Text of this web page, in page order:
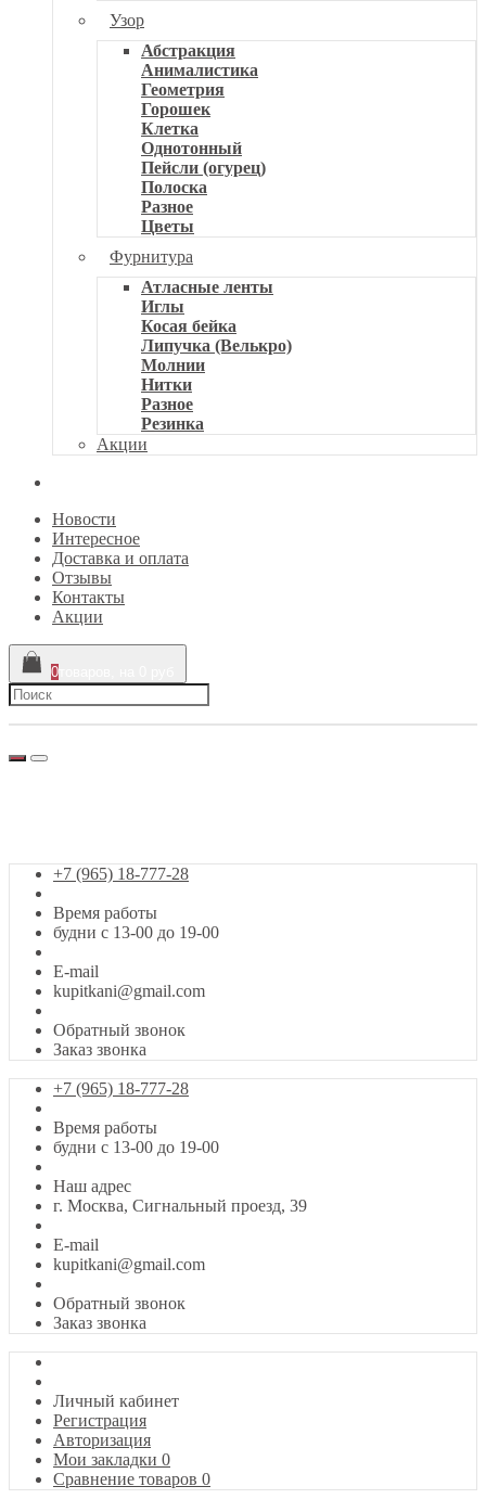
Узор
Абстракция
Анималистика
Геометрия
Горошек
Клетка
Однотонный
Пейсли (огурец)
Полоска
Разное
Цветы
Фурнитура
Атласные ленты
Иглы
Косая бейка
Липучка (Велькро)
Молнии
Нитки
Разное
Резинка
Акции
Новости
Интересное
Доставка и оплата
Отзывы
Контакты
Акции
0
+7 (965) 18-777-28
Время работы
будни с 13-00 до 19-00
E-mail
kupitkani@gmail.com
Обратный звонок
Заказ звонка
+7 (965) 18-777-28
Время работы
будни с 13-00 до 19-00
Наш адрес
г. Москва, Сигнальный проезд, 39
E-mail
kupitkani@gmail.com
Обратный звонок
Заказ звонка
Личный кабинет
Регистрация
Авторизация
Мои закладки 0
Сравнение товаров 0